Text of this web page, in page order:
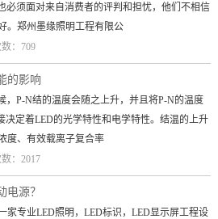
必须面对来自消费者的评判和担忧，他们不相信
。郑州墨缘照明工程有限公
：709
的影响
P-N结的温度会随之上升，并且将P-N的温度
决定着LED的光学特性和电学特性。结温的上升
度、有效载离子复合率
：2017
电源？
家专业LED照明，LED标识，LED显示屏工程设